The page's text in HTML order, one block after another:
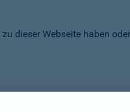
dieser Webseite haben